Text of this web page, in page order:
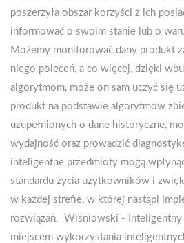
poszerzyła obszar korzyści z ich
informować o swoim stanie lub o
Możemy monitorować dany produkt
niego poleceń, a co więcej, dzięki
algorytmom, może on sam uczyć się
produkt na podstawie algorytmów
uzupełnionych o dane historyczne,
wydajność oraz prowadzić
inteligentne przedmioty mogą
standardu życia użytkowników i
w każdej strefie, w której nastąpi
rozwiązań. Wiśniowski - Inteligentny
miejscem wykorzystania